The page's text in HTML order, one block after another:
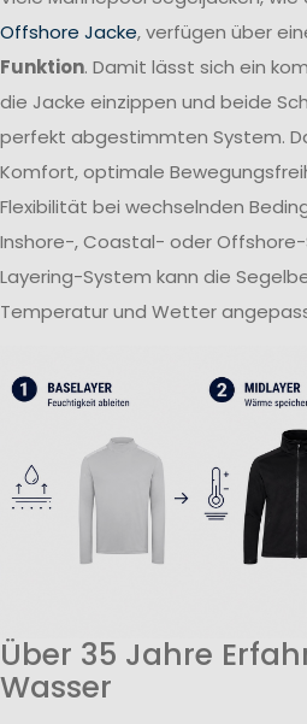
Offshore Jacke, verfügen über
Funktion. Damit lässt sich ein
die Jacke einzippen und beide
perfekt abgestimmten System.
Komfort, optimale
Flexibilität bei wechselnden
Inshore-, Coastal- oder
Layering-System kann die
Temperatur und Wetter
Über 35 Jahre
Wasser